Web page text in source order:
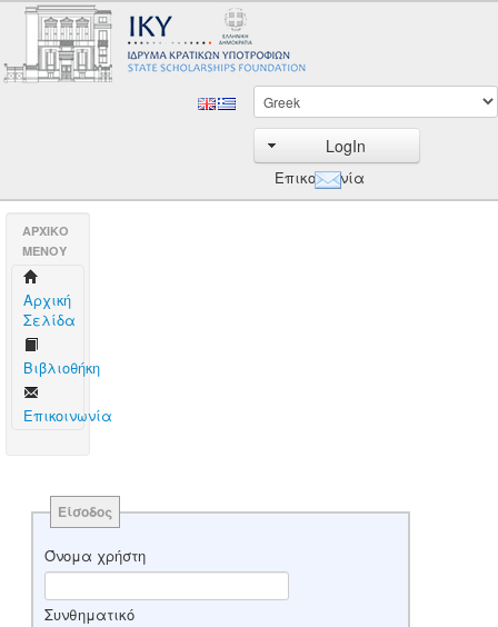
LogIn
Επικοινωνία
AΡΧΙΚΟ
ΜΕΝΟΥ
Aρχική
Σελίδα
Βιβλιοθήκη
Επικοινωνία
Είσοδος
Όνομα χρήστη
Συνθηματικό